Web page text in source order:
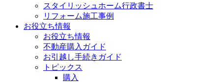
スタイリッシュホーム行政書士
リフォーム施工事例
お役立ち情報
お役立ち情報
不動産購入ガイド
お引越し手続きガイド
トピックス
購入